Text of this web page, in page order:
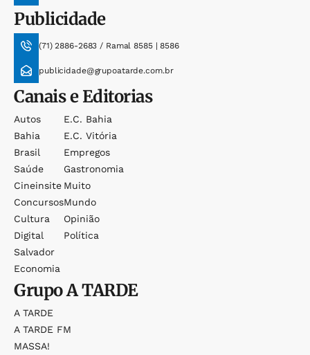
Publicidade
(71) 2886-2683 / Ramal 8585 | 8586
publicidade@grupoatarde.com.br
Canais e Editorias
Autos
Bahia
Brasil
Saúde
Cineinsite
Concursos
Cultura
Digital
Salvador
Economia
E.c. Bahia
E.c. Vitória
Empregos
Gastronomia
Muito
Mundo
Opinião
Política
GrupoA TARDE
A TARDE
A TARDE FM
MASSA!